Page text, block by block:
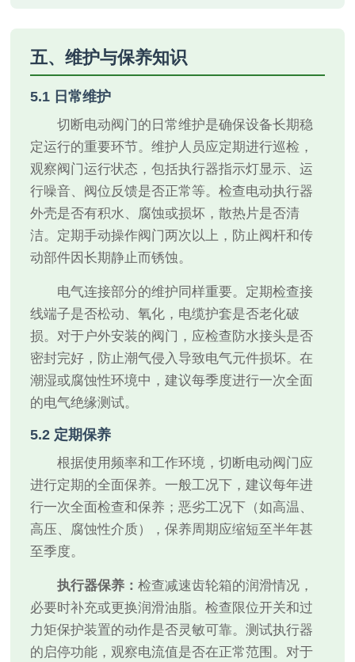
五、维护与保养知识
5.1 日常维护
切断电动阀门的日常维护是确保设备长期稳
定运行的重要环节。维护人员应定期进行巡检，
观察阀门运行状态，包括执行器指示灯显示、运
行噪音、阀位反馈是否正常等。检查电动执行器
外壳是否有积水、腐蚀或损坏，散热片是否清
洁。定期手动操作阀门两次以上，防止阀杆和传
动部件因长期静止而锈蚀。
电气连接部分的维护同样重要。定期检查接
线端子是否松动、氧化，电缆护套是否老化破
损。对于户外安装的阀门，应检查防水接头是否
密封完好，防止潮气侵入导致电气元件损坏。在
潮湿或腐蚀性环境中，建议每季度进行一次全面
的电气绝缘测试。
5.2 定期保养
根据使用频率和工作环境，切断电动阀门应
进行定期的全面保养。一般工况下，建议每年进
行一次全面检查和保养；恶劣工况下（如高温、
高压、腐蚀性介质），保养周期应缩短至半年甚
至季度。
执行器保养：检查减速齿轮箱的润滑情况，
必要时补充或更换润滑油脂。检查限位开关和过
力矩保护装置的动作是否灵敏可靠。测试执行器
的启停功能，观察电流值是否在正常范围。对于